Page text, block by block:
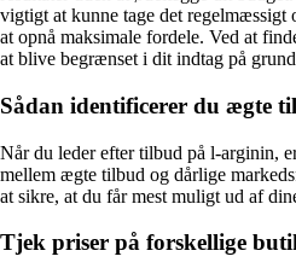
vigtigt at kunne tage det
at opnå maksimale fordele. Ved at
at blive begrænset i dit indtag på
Sådan identificerer du ægte
Når du leder efter tilbud på l-arginin,
mellem ægte tilbud og dårlige
at sikre, at du får mest muligt ud af
Tjek priser på forskellige